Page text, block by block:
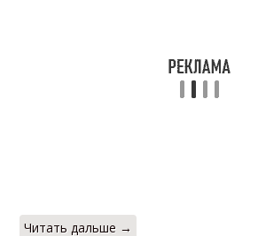
Читать дальше →